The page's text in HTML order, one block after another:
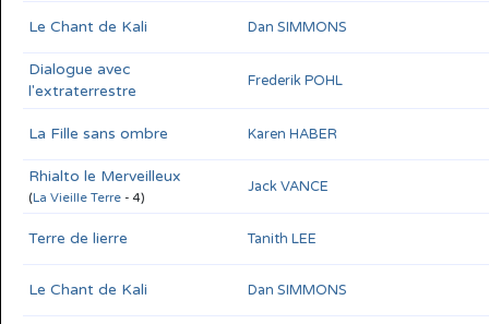
Le Chant de Kali Dan SIMMONS
Dialogue avec
l'extraterrestre
Frederik POHL
La Fille sans ombre Karen HABER
Rhialto le Merveilleux
(La Vieille Terre - 4)
Jack VANCE
Terre de lierre Tanith LEE
Le Chant de Kali Dan SIMMONS